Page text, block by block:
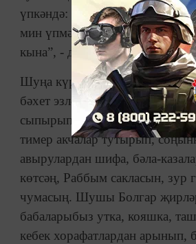
үпкәндә: “Әгәр сине
мин үпмәс идем. Чөнки, син
кына”, - дигән.
Шуңа күрә, Болгар
бәхет эзләү, алар тирәли
сыпырып дога кылулар,
тимер акчалар тутырып,
авырулардан шифа, бәла-
көтсәң, Раббым сакласын, зур
чумасың. Шушы Болгар
бабаларыбыз утка, кояшка,
кебек хорафатлардан арынып,